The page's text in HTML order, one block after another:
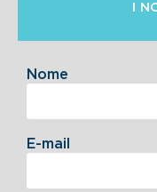
I
Nome
E-mail